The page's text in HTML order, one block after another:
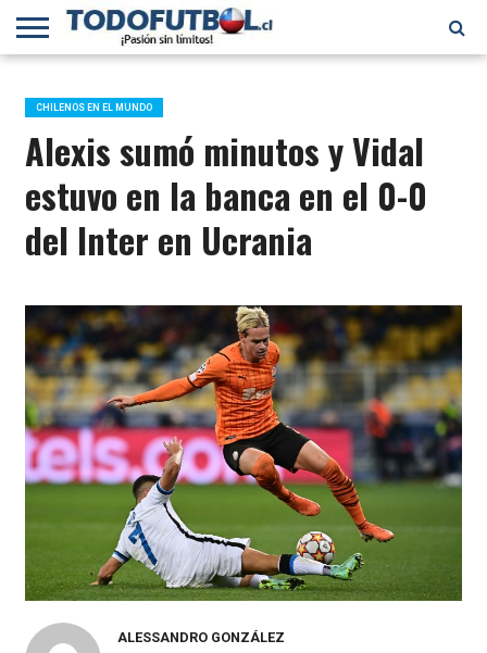
PRIMERA
B
SELECCIÓN
CHILENA
CHILENOS
EN EL
MUNDO
FÚTBOL
INTERNACIONAL
CHILENOS EN EL MUNDO
Alexis sumó minutos y Vidal
estuvo en la banca en el 0-0
del Inter en Ucrania
ALESSANDRO GONZÁLEZ